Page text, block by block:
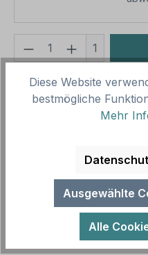
Produkt Anzahl:
1
Produktnummer:
Vorlagenummer: TX-A-
Hochwertiges
Verletzungsgefahr.
mit aussagekräftigen
Diese Website
bestmögliche
Mehr
Ausgewählte
Alle